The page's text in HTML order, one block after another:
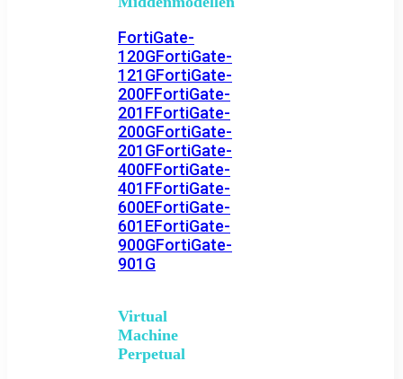
FortiGate-
120GFortiGate-
121GFortiGate-
200FFortiGate-
201FFortiGate-
200GFortiGate-
201GFortiGate-
400FFortiGate-
401FFortiGate-
600EFortiGate-
601EFortiGate-
900GFortiGate-
901G
Virtual
Machine
Perpetual